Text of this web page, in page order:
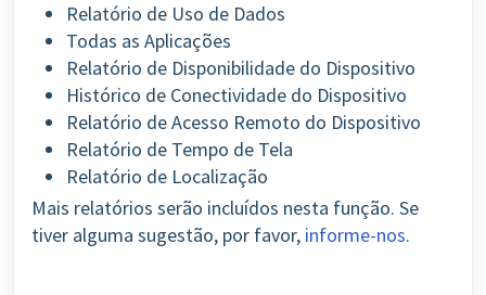
Relatório de Uso de Dados
Todas as Aplicações
Relatório de Disponibilidade do Dispositivo
Histórico de Conectividade do Dispositivo
Relatório de Acesso Remoto do Dispositivo
Relatório de Tempo de Tela
Relatório de Localização
Mais relatórios serão incluídos nesta função. Se
tiver alguma sugestão, por favor, informe-nos.